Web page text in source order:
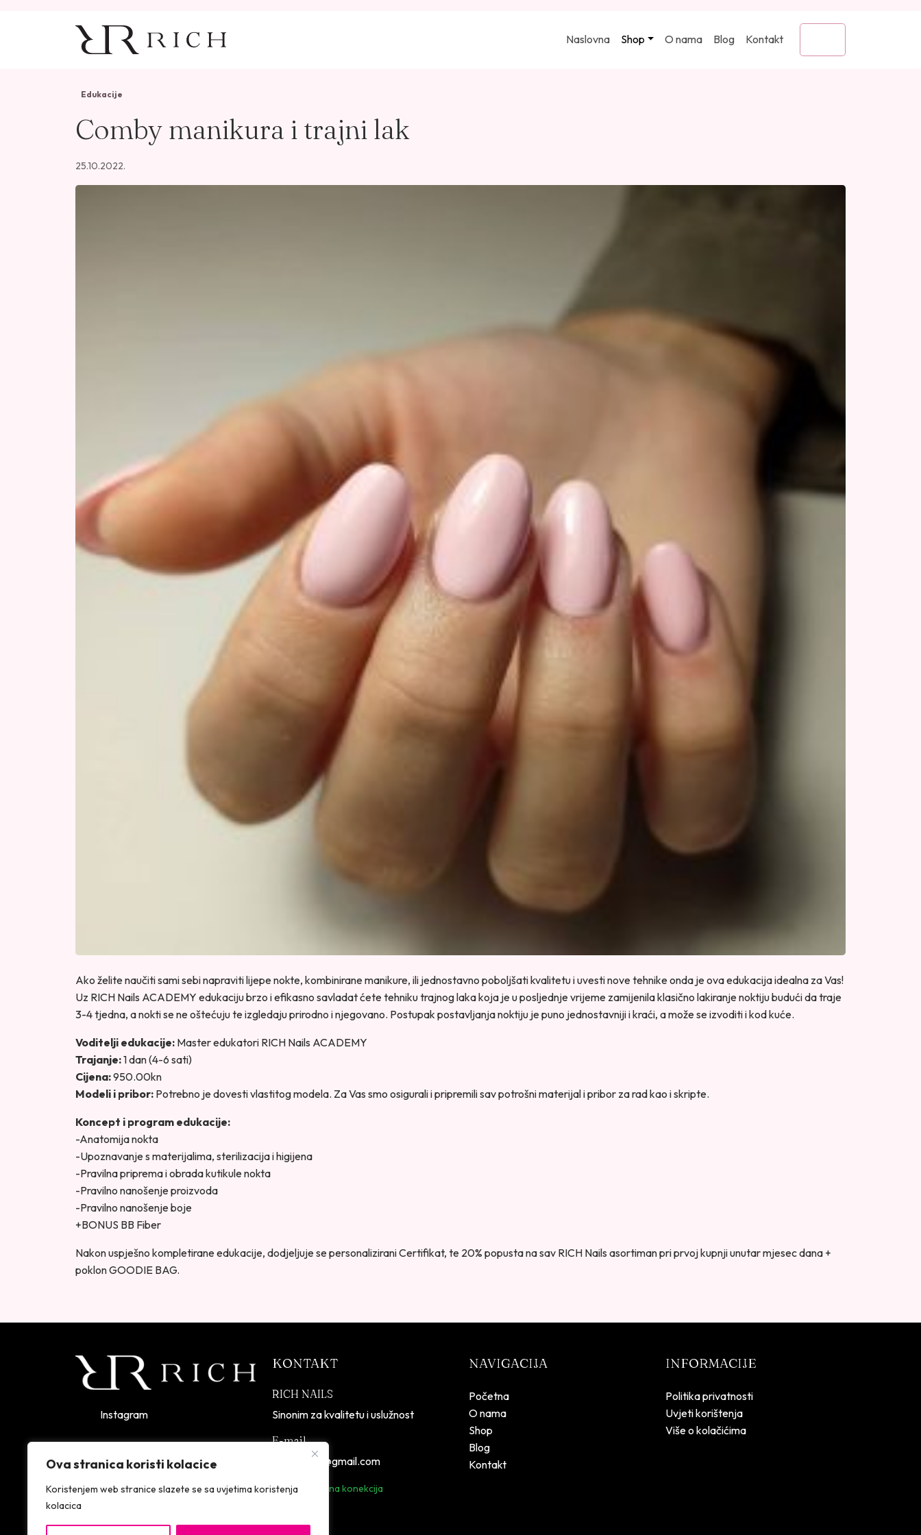
Ova stranica koristi kolacice
Koristenjem web stranice slazete se sa uvjetima koristenja
kolacica
Naslovna Shop O nama Blog
Kontakt
Edukacije
Comby manikura i trajni lak
25.10.2022.
Ako želite naučiti sami sebi napraviti lijepe nokte, kombinirane manikure, ili jednostavno poboljšati kvalitetu i uvesti nove tehnike onda je ova edukacija idealna za Vas!
Uz RICH Nails ACADEMY edukaciju brzo i efikasno savladat ćete tehniku trajnog laka koja je u posljednje vrijeme zamijenila klasično lakiranje noktiju budući da traje
3-4 tjedna, a nokti se ne oštećuju te izgledaju prirodno i njegovano. Postupak postavljanja noktiju je puno jednostavniji i kraći, a može se izvoditi i kod kuće.
Voditelji edukacije: Master edukatori RICH Nails ACADEMY
Trajanje:1 dan (4-6 sati)
Cijena:950.00kn
Modeli i pribor: Potrebno je dovesti vlastitog modela. Za Vas smo osigurali i pripremili sav potrošni materijal i pribor za rad kao i skripte.
Koncept i program edukacije:
-Anatomija nokta
-Upoznavanje s materijalima, sterilizacija i higijena
-Pravilna priprema i obrada kutikule nokta
-Pravilno nanošenje proizvoda
-Pravilno nanošenje boje
+BONUS BB Fiber
Nakon uspješno kompletirane edukacije, dodjeljuje se personalizirani Certifikat, te 20% popusta na sav RICH Nails asortiman pri prvoj kupnji unutar mjesec dana +
poklon GOODIE BAG.
Instagram
imaju informativni karakter. U slučaju
mjerodavni su podaci dostupni na
prodajnim mjestima.
KONTAKT
RICH NAILS
Sinonim za kvalitetu i uslužnost
E-mail
richnailsbih@gmail.com
SSL sigurna konekcija
NAVIGACIJA
Početna
O nama
Shop
Blog
Kontakt
INFORMACIJE
Politika privatnosti
Uvjeti korištenja
Više o kolačićima